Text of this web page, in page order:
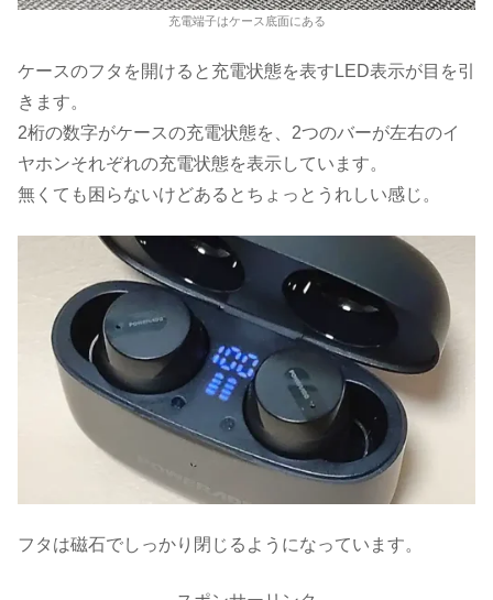
充電端子はケース底面にある
ケースのフタを開けると充電状態を表すLED表示が目を引
きます。
2桁の数字がケースの充電状態を、2つのバーが左右のイ
ヤホンそれぞれの充電状態を表示しています。
無くても困らないけどあるとちょっとうれしい感じ。
フタは磁石でしっかり閉じるようになっています。